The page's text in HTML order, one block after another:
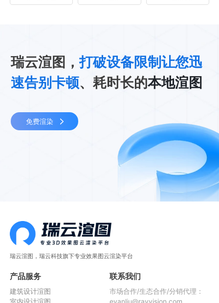
瑞云渲图，打破设备限制让您迅
速告别卡顿、耗时长的本地渲图
免费渲染
瑞云渲图，瑞云科技旗下专业效果图云渲染平台
产品服务
建筑设计渲图
室内设计渲图
联系我们
市场合作/生态合作/分销代理：
evanliu@rayvision.com